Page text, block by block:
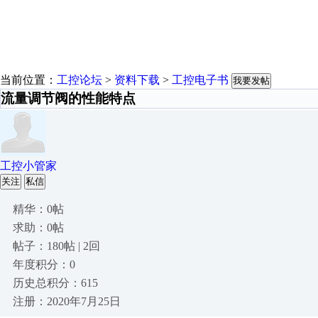
当前位置： 工控论坛 > 资料下载 > 工控电子书 我要发帖
流量调节阀的性能特点
工控小管家
关注 私信
精华：0帖
求助：0帖
帖子：180帖 | 2回
年度积分：0
历史总积分：615
注册：2020年7月25日